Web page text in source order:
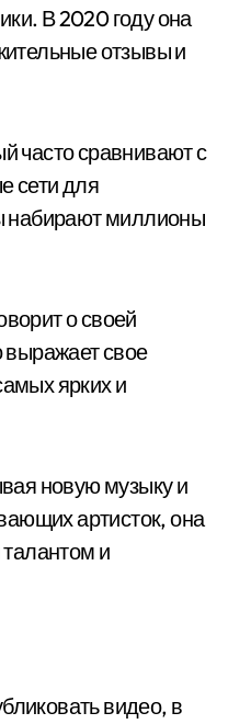
В 2020 году она
отзывы и
часто сравнивают с
сети для
набирают миллионы
о своей
свое
ярких и
новую музыку и
артисток, она
и
видео, в